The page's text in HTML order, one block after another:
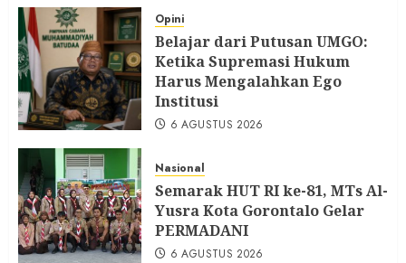
Opini
Belajar dari Putusan UMGO:
Ketika Supremasi Hukum
Harus Mengalahkan Ego
Institusi
6 AGUSTUS 2026
Nasional
Semarak HUT RI ke-81, MTs Al-
Yusra Kota Gorontalo Gelar
PERMADANI
6 AGUSTUS 2026